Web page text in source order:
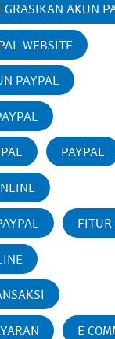
AKUN
WEBSITE
PAYPAL
PAYPAL
FITUR
E